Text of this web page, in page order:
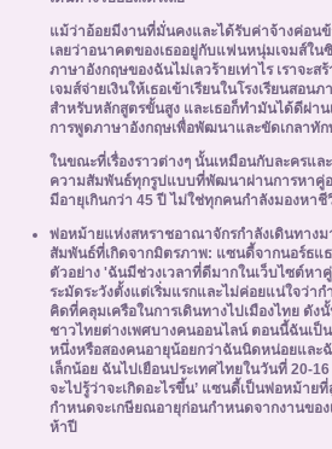
แม้ว่าอ้อยมีงานที่มั่นคงและได้รับค่าจ้างค่อนข้
เลยว่าอนาคตของเธออยู่กับแฟนหนุ่มเจมส์ใ
ภาษาอังกฤษของฉันไม่เลวร้ายเท่าไร เราจะ
เจมส์จ่ายเงินให้เธอเข้าเรียนในโรงเรียนสอ
สำหรับหลักสูตรขั้นสูง และเธอก็ทำมันได้ดีผ่าน
การพูดภาษาอังกฤษเพื่อพัฒนาและขัดเกลาทัก
ในขณะที่เรื่องราวต่างๆ นั้นเหมือนกับละครแ
ความสัมพันธ์ทุกรูปแบบที่พัฒนาผ่านการหาคู่
มีอายุเกินกว่า 45 ปี ไม่ใช่ทุกคนกำลังมองหา
พ่อหม้ายแห่งสหราชอาณาจักรกำลังเดินทางม
สัมพันธ์ที่เกิดจากมิตรภาพ: แซนดี้จากนอร์ธแ
ตัวอย่าง 'ฉันมีช่วงเวลาที่ดีมากในเว็บไซต์หา
ระมัดระวังตั้งแต่เริ่มแรกและไม่ค่อยแน่ใจว่า
คิดที่คลุมเครือในการเดินทางไปเมืองไทย ดั
ชาวไทยต่างเพศบางคนออนไลน์ ตอนนี้ฉันเ
หนึ่งหรือสองคนอายุน้อยกว่าฉันนิดหน่อยและ
เล็กน้อย ฉันไปเยือนประเทศไทยในวันที่ 20-
จะไปรู้ว่าจะเกิดอะไรขึ้น’ แซนดี้เป็นพ่อหม้าย
กำหนดจะเกษียณอายุก่อนกำหนดจากงานของ
ห้าปี